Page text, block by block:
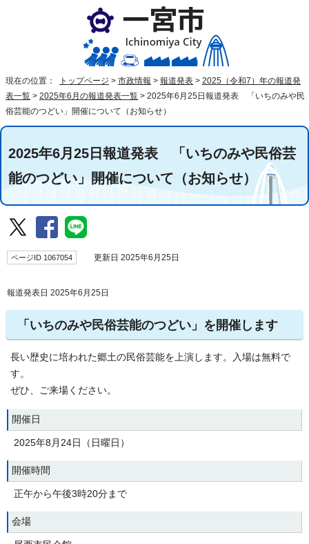
現在の位置： トップページ > 市政情報 > 報道発表 > 2025（令和7）年の報道発
表一覧 > 2025年6月の報道発表一覧 > 2025年6月25日報道発表 「いちのみや民
俗芸能のつどい」開催について（お知らせ）
2025年6月25日報道発表 「いちのみや民俗芸
能のつどい」開催について（お知らせ）
ページID 1067054 更新日 2025年6月25日
報道発表日 2025年6月25日
「いちのみや民俗芸能のつどい」を開催します
長い歴史に培われた郷土の民俗芸能を上演します。入場は無料で
す。
ぜひ、ご来場ください。
開催日
2025年8月24日（日曜日）
開催時間
正午から午後3時20分まで
会場